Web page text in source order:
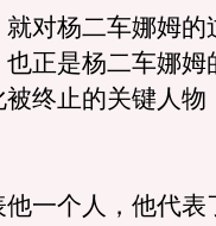
对杨二车娜姆的
正是杨二车娜姆
终止的关键人物
一个人，他代表